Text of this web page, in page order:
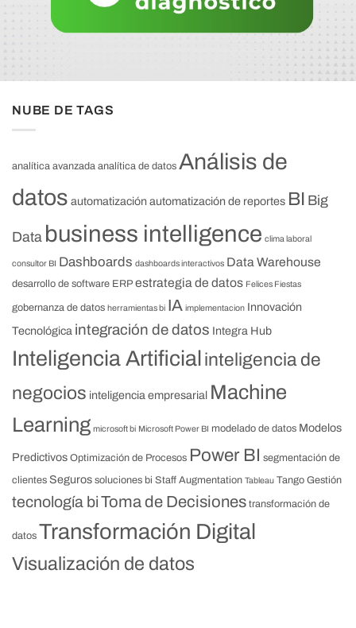
NUBE DE TAGS
analítica avanzada analítica de datos Análisis de
datos automatizaciónautomatización de reportes BI Big
Data business intelligence clima laboral
consultor BI Dashboards dashboards interactivos Data Warehouse
desarrollo de software ERP estrategia de datos Felices Fiestas
gobernanza de datos herramientas bi IA implementacion Innovación
Tecnológica integración de datos Integra Hub
Inteligencia Artificial inteligencia de
negocios inteligencia empresarial Machine
Learning microsoft bi Microsoft Power BI modelado de datos Modelos
Predictivos Optimización de Procesos Power BI segmentación de
clientes Seguros soluciones bi Staff Augmentation Tableau Tango Gestión
tecnología biToma de Decisiones transformación de
datos Transformación Digital
Visualización de datos